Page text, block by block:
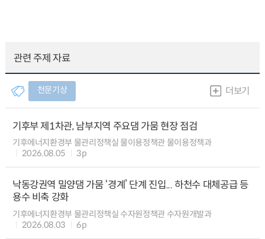
관련 주제 자료
천문기상 더보기
기후부 제1차관, 남부지역 주요댐 가뭄 현장 점검
기후에너지환경부 물관리정책실 물이용정책관 물이용정책과
2026.08.05
3p
낙동강권역 밀양댐 가뭄 ‘경계’ 단계 진입... 하천수 대체공급 등
용수 비축 강화
기후에너지환경부 물관리정책실 수자원정책관 수자원개발과
2026.08.03
6p